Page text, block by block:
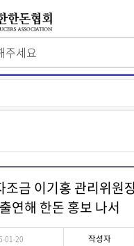
조금 이기홍 관리위원
출연해 한돈 홍보 나서
01-20 작성자